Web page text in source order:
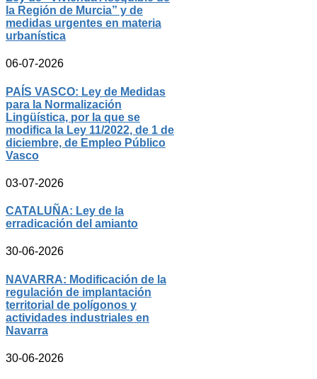
la Región de Murcia” y de
medidas urgentes en materia
urbanística
06-07-2026
PAÍS VASCO: Ley de Medidas
para la Normalización
Lingüística, por la que se
modifica la Ley 11/2022, de 1 de
diciembre, de Empleo Público
Vasco
03-07-2026
CATALUÑA: Ley de la
erradicación del amianto
30-06-2026
NAVARRA: Modificación de la
regulación de implantación
territorial de polígonos y
actividades industriales en
Navarra
30-06-2026